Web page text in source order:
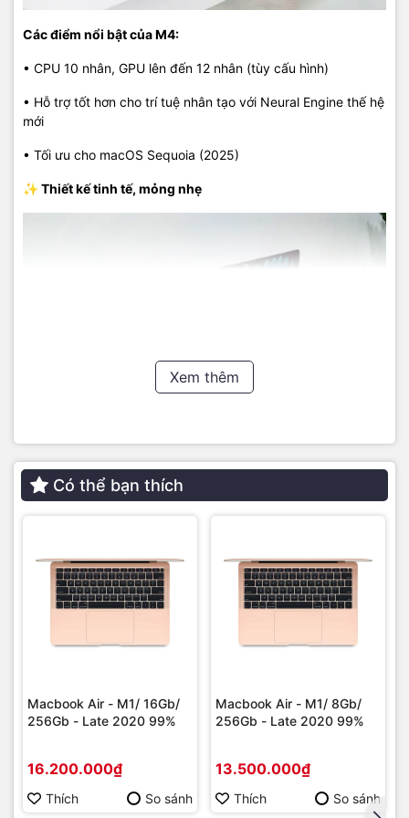
Các điểm nổi bật của M4:
• CPU 10 nhân, GPU lên đến 12 nhân (tùy cấu hình)
• Hỗ trợ tốt hơn cho trí tuệ nhân tạo với Neural Engine thế hệ
mới
• Tối ưu cho macOS Sequoia (2025)
✨ Thiết kế tinh tế, mỏng nhẹ
MacBook Air M4 vẫn giữ thiết kế siêu mỏng đặc trưng (chỉ
~11 mm), nhưng được hoàn thiện tốt hơn với chất liệu nhôm
tái chế 100%, thân thiện với môi trường. Máy có 4 tùy chọn
Pin “trâu” – Làm việc cả ngày dài
Xem thêm
Có thể bạn thích
Macbook Air - M1/ 16Gb/
256Gb - Late 2020 99%
16.200.000₫
Thích So sánh
Macbook Air - M1/ 8Gb/
256Gb - Late 2020 99%
13.500.000₫
Thích So sánh